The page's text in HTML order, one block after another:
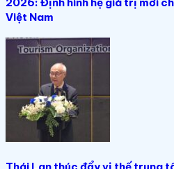
Việt Nam